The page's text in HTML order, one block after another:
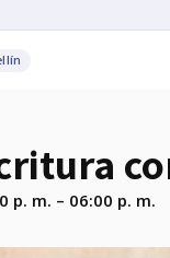
p. m. – 06:00 p. m.